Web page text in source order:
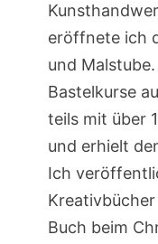
eröffnete ich
und
Bastelkurse
teils mit über
und erhielt
Ich
Buch beim